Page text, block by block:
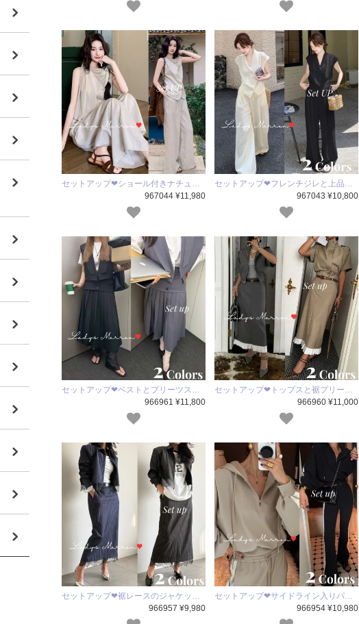
セットアップ❤ショール付きナチュ…
967044 ¥11,980
セットアップ❤フレンチジレと上品…
967043 ¥10,800
セットアップ❤ベストとプリーツス…
966961 ¥11,800
セットアップ❤トップスと裾プリー…
966960 ¥11,000
セットアップ❤裾レースのジャケッ…
966957 ¥9,980
セットアップ❤サイドライン入りパ…
966954 ¥10,980